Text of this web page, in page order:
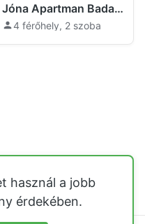
Jóna Apartman Badacsonytomaj
4 férőhely, 2 szoba
használ a jobb
érdekében.